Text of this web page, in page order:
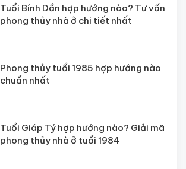
Tuổi Bính Dần hợp hướng nào? Tư vấn
phong thủy nhà ở chi tiết nhất
Phong thủy tuổi 1985 hợp hướng nào
chuẩn nhất
Tuổi Giáp Tý hợp hướng nào? Giải mã
phong thủy nhà ở tuổi 1984